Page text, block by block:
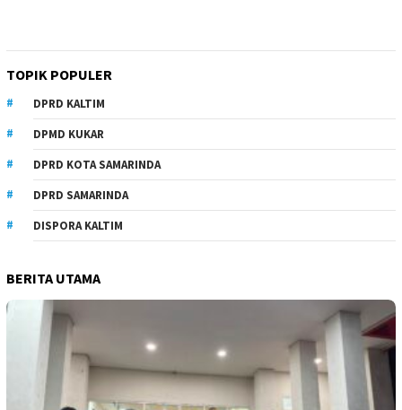
TOPIK POPULER
DPRD KALTIM
DPMD KUKAR
DPRD KOTA SAMARINDA
DPRD SAMARINDA
DISPORA KALTIM
BERITA UTAMA